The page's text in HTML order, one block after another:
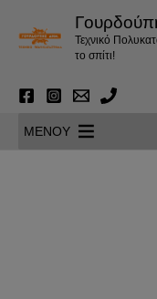
περιεχόμενο
Τεχνικό
το σπίτι!
MENOY